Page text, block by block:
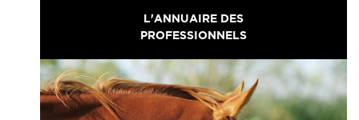
L'ANNUAIRE DES
PROFESSIONNELS